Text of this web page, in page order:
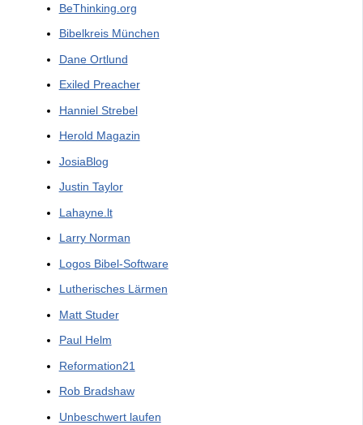
BeThinking.org
Bibelkreis München
Dane Ortlund
Exiled Preacher
Hanniel Strebel
Herold Magazin
JosiaBlog
Justin Taylor
Lahayne.lt
Larry Norman
Logos Bibel-Software
Lutherisches Lärmen
Matt Studer
Paul Helm
Reformation21
Rob Bradshaw
Unbeschwert laufen